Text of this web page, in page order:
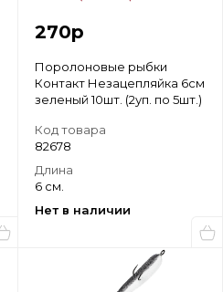
270р
Поролоновые рыбки
Контакт Незацепляйка 6см
зеленый 10шт. (2уп. по 5шт.)
Код товара
82678
Длина
6 см.
Нет в наличии